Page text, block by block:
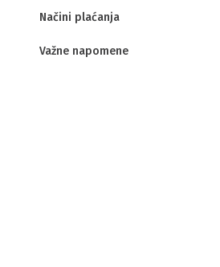
Načini plaćanja
Važne napomene